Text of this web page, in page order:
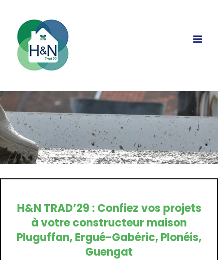
contenu
H&N TRAD’29 : Confiez vos projets
à votre constructeur maison
Pluguffan, Ergué-Gabéric, Plonéis,
Guengat